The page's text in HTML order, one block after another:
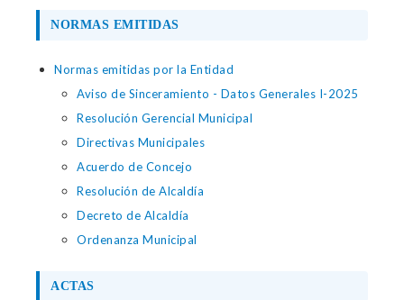
NORMAS EMITIDAS
Normas emitidas por la Entidad
Aviso de Sinceramiento - Datos Generales I-2025
Resolución Gerencial Municipal
Directivas Municipales
Acuerdo de Concejo
Resolución de Alcaldía
Decreto de Alcaldía
Ordenanza Municipal
ACTAS